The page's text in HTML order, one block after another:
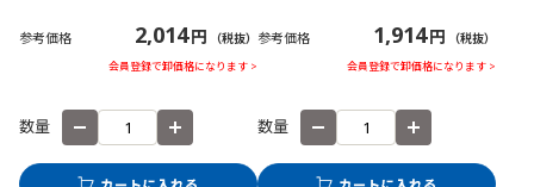
参考価格 2,014円 （税抜）
会員登録で卸価格になります >
数量
参考価格 1,914円 （税抜）
会員登録で卸価格になります >
数量